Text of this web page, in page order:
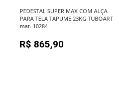
PEDESTAL SUPER MAX COM ALÇA
PARA TELA TAPUME 23KG TUBOART
mat. 10284
R$ 865,90